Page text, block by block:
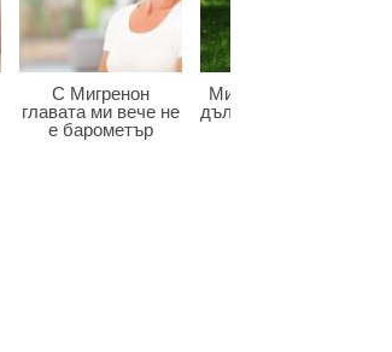
С Мигренон
главата ми вече не
е барометър
Мигренон победи
дългогодишната ми